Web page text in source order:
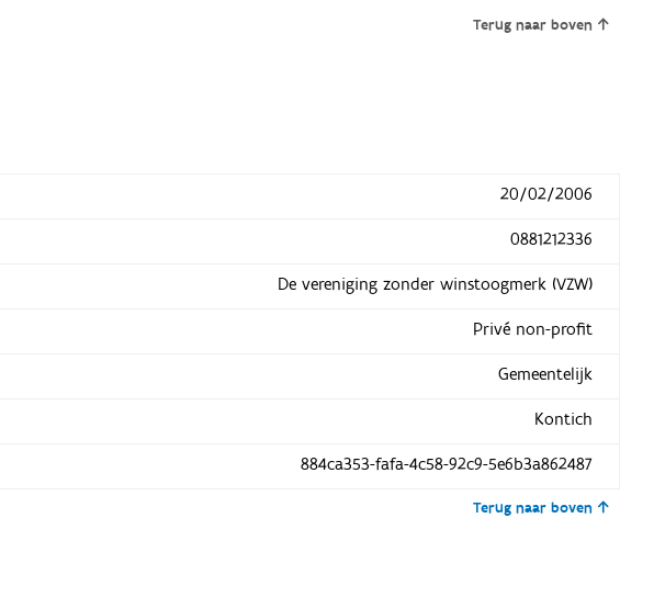
Terug naar boven
20/02/2006
0881212336
De vereniging zonder winstoogmerk (VZW)
Privé non-profit
Gemeentelijk
Kontich
884ca353-fafa-4c58-92c9-5e6b3a862487
Terug naar boven